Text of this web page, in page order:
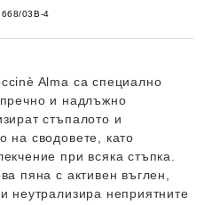
668/03B-4
Alma са специално
и надлъжно
стъпалото и
на сводовете, като
при всяка стъпка.
пяна с активен въглен ,
неутрализира неприятните